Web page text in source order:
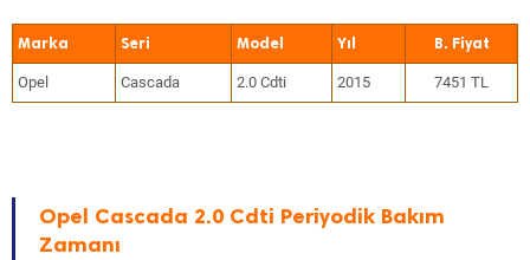
Marka Seri Model Yıl
Opel Cascada 2.0 Cdti 2015 7451 TL
Opel Cascada 2.0 Cdti Periyodik Bakım
Zamanı